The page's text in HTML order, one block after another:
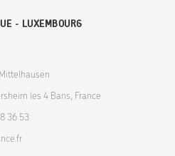
- LUXEMBOURG
les 4 Bans, France
36 53